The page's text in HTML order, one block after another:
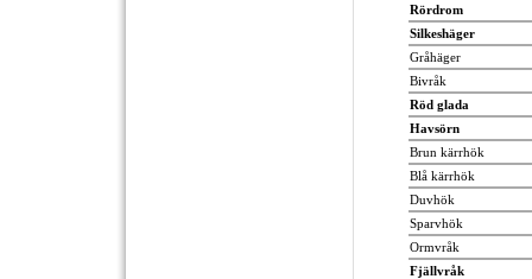
Rördrom
Silkeshäger
Gråhäger
Bivråk
Röd glada
Havsörn
Brun kärrhök
Blå kärrhök
Duvhök
Sparvhök
Ormvråk
Fjällvråk